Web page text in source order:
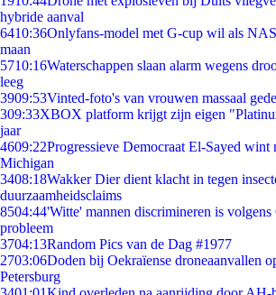
hybride aanval
6410:36Onlyfans-model met G-cup wil als
maan
5710:16Waterschappen slaan alarm wegens
leeg
3909:53Vinted-foto's van vrouwen massaal
309:33XBOX platform krijgt zijn eigen
jaar
4609:22Progressieve Democraat El-Sayed
Michigan
3408:18Wakker Dier dient klacht in tegen
duurzaamheidsclaims
8504:44'Witte' mannen discrimineren is
probleem
3704:13Random Pics van de Dag #1977
2703:06Doden bij Oekraïense droneaanvallen
Petersburg